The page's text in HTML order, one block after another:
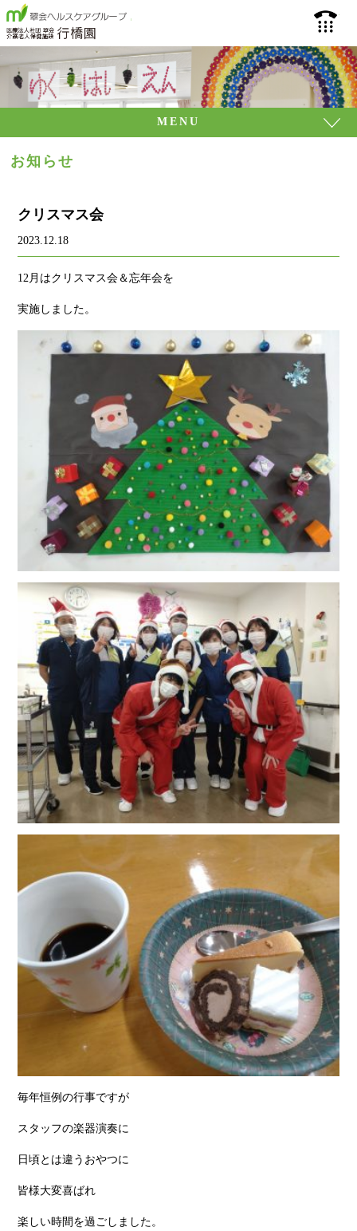
介護老人保健施設 行
MENU
お知らせ
クリスマス会
2023.12.18
12月はクリスマス会＆忘年会を
実施しました。
毎年恒例の行事ですが
スタッフの楽器演奏に
日頃とは違うおやつに
皆様大変喜ばれ
楽しい時間を過ごしました。